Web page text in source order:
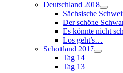
Deutschland 2018
Sächsische
Der schöne
Es könnte nicht
Los geht’s…
Schottland 2017
Tag 14
Tag 13